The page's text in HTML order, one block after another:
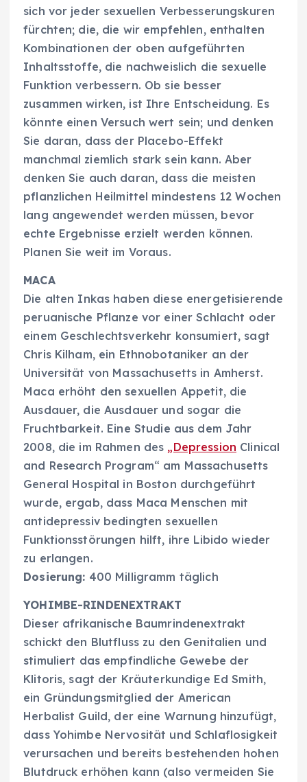
sich vor jeder sexuellen Verbesserungskuren
fürchten; die, die wir empfehlen, enthalten
Kombinationen der oben aufgeführten
Inhaltsstoffe, die nachweislich die sexuelle
Funktion verbessern. Ob sie besser
zusammen wirken, ist Ihre Entscheidung. Es
könnte einen Versuch wert sein; und denken
Sie daran, dass der Placebo-Effekt
manchmal ziemlich stark sein kann. Aber
denken Sie auch daran, dass die meisten
pflanzlichen Heilmittel mindestens 12 Wochen
lang angewendet werden müssen, bevor
echte Ergebnisse erzielt werden können.
Planen Sie weit im Voraus.
MACA
Die alten Inkas haben diese energetisierende
peruanische Pflanze vor einer Schlacht oder
einem Geschlechtsverkehr konsumiert, sagt
Chris Kilham, ein Ethnobotaniker an der
Universität von Massachusetts in Amherst.
Maca erhöht den sexuellen Appetit, die
Ausdauer, die Ausdauer und sogar die
Fruchtbarkeit. Eine Studie aus dem Jahr
2008, die im Rahmen des „Depression Clinical
and Research Program“ am Massachusetts
General Hospital in Boston durchgeführt
wurde, ergab, dass Maca Menschen mit
antidepressiv bedingten sexuellen
Funktionsstörungen hilft, ihre Libido wieder
zu erlangen.
Dosierung: 400 Milligramm täglich
YOHIMBE-RINDENEXTRAKT
Dieser afrikanische Baumrindenextrakt
schickt den Blutfluss zu den Genitalien und
stimuliert das empfindliche Gewebe der
Klitoris, sagt der Kräuterkundige Ed Smith,
ein Gründungsmitglied der American
Herbalist Guild, der eine Warnung hinzufügt,
dass Yohimbe Nervosität und Schlaflosigkeit
verursachen und bereits bestehenden hohen
Blutdruck erhöhen kann (also vermeiden Sie